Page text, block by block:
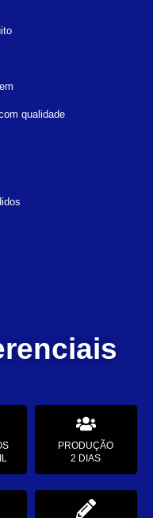
qualidade
PRODUÇÃO
2 DIAS